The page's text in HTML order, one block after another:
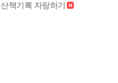
산책기록 자랑하기